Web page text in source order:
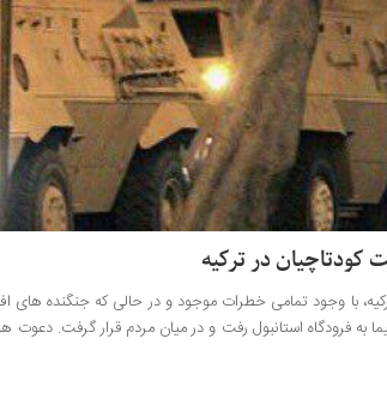
در ترکیه
به فرودگاه استانبول رفت و در میان مردم قرار گرفت. دعوت